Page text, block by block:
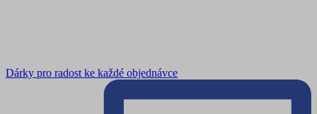
Dárky pro radost ke každé objednávce